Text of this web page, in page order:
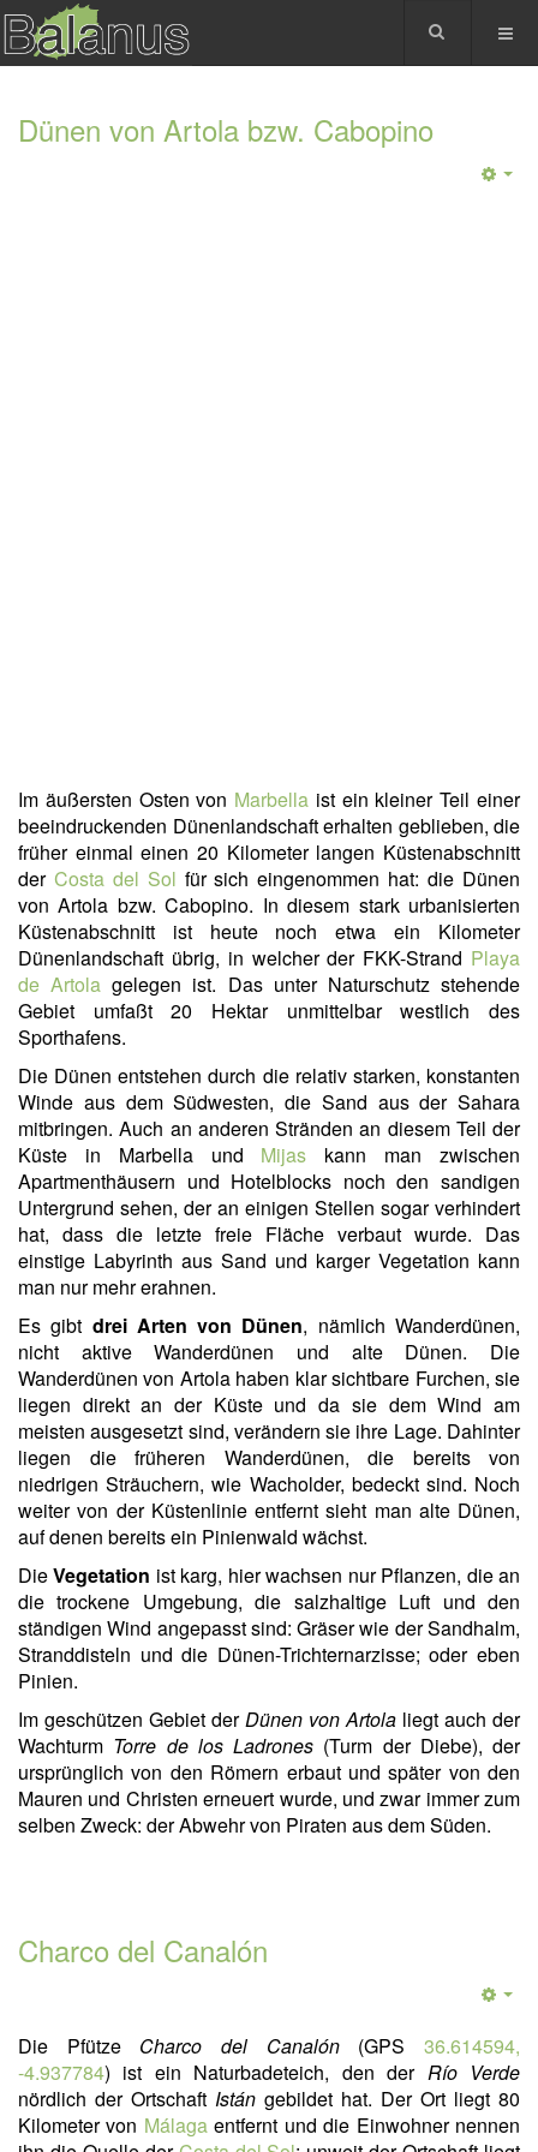
Dünen von Artola bzw. Cabopino
Im äußersten Osten von Marbella ist ein kleiner Teil einer
beeindruckenden Dünenlandschaft erhalten geblieben, die
früher einmal einen 20 Kilometer langen Küstenabschnitt
der Costa del Sol für sich eingenommen hat: die Dünen
von Artola bzw. Cabopino. In diesem stark urbanisierten
Küstenabschnitt ist heute noch etwa ein Kilometer
Dünenlandschaft übrig, in welcher der FKK-Strand Playa
de Artola gelegen ist. Das unter Naturschutz stehende
Gebiet umfaßt 20 Hektar unmittelbar westlich des
Sporthafens.
Die Dünen entstehen durch die relativ starken, konstanten
Winde aus dem Südwesten, die Sand aus der Sahara
mitbringen. Auch an anderen Stränden an diesem Teil der
Küste in Marbella und Mijas kann man zwischen
Apartmenthäusern und Hotelblocks noch den sandigen
Untergrund sehen, der an einigen Stellen sogar verhindert
hat, dass die letzte freie Fläche verbaut wurde. Das
einstige Labyrinth aus Sand und karger Vegetation kann
man nur mehr erahnen.
Es gibt drei Arten von Dünen, nämlich Wanderdünen,
nicht aktive Wanderdünen und alte Dünen. Die
Wanderdünen von Artola haben klar sichtbare Furchen, sie
liegen direkt an der Küste und da sie dem Wind am
meisten ausgesetzt sind, verändern sie ihre Lage. Dahinter
liegen die früheren Wanderdünen, die bereits von
niedrigen Sträuchern, wie Wacholder, bedeckt sind. Noch
weiter von der Küstenlinie entfernt sieht man alte Dünen,
auf denen bereits ein Pinienwald wächst.
DieVegetation ist karg, hier wachsen nur Pflanzen, die an
die trockene Umgebung, die salzhaltige Luft und den
ständigen Wind angepasst sind: Gräser wie der Sandhalm,
Stranddisteln und die Dünen-Trichternarzisse; oder eben
Pinien.
Im geschützen Gebiet derDünen von Artola liegt auch der
Wachturm Torre de los Ladrones (Turm der Diebe), der
ursprünglich von den Römern erbaut und später von den
Mauren und Christen erneuert wurde, und zwar immer zum
selben Zweck: der Abwehr von Piraten aus dem Süden.
Charco del Canalón
Die Pfütze Charco del Canalón(GPS36.614594,
-4.937784) ist ein Naturbadeteich, den der Río Verde
nördlich der Ortschaft Istán gebildet hat. Der Ort liegt 80
Kilometer von Málagaentfernt und die Einwohner nennen